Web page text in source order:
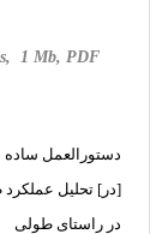
1 Mb, PDF
دستورالعمل
[در] تحلیل
در راستای طولی